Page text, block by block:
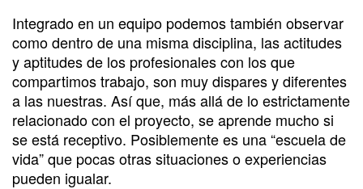
Integrado en un equipo podemos también observar
como dentro de una misma disciplina, las actitudes
y aptitudes de los profesionales con los que
compartimos trabajo, son muy dispares y diferentes
a las nuestras. Así que, más allá de lo estrictamente
relacionado con el proyecto, se aprende mucho si
se está receptivo. Posiblemente es una “escuela de
vida” que pocas otras situaciones o experiencias
pueden igualar.